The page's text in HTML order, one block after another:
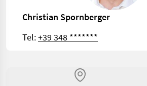
Christian Spornberger
Tel:+39 348 *******